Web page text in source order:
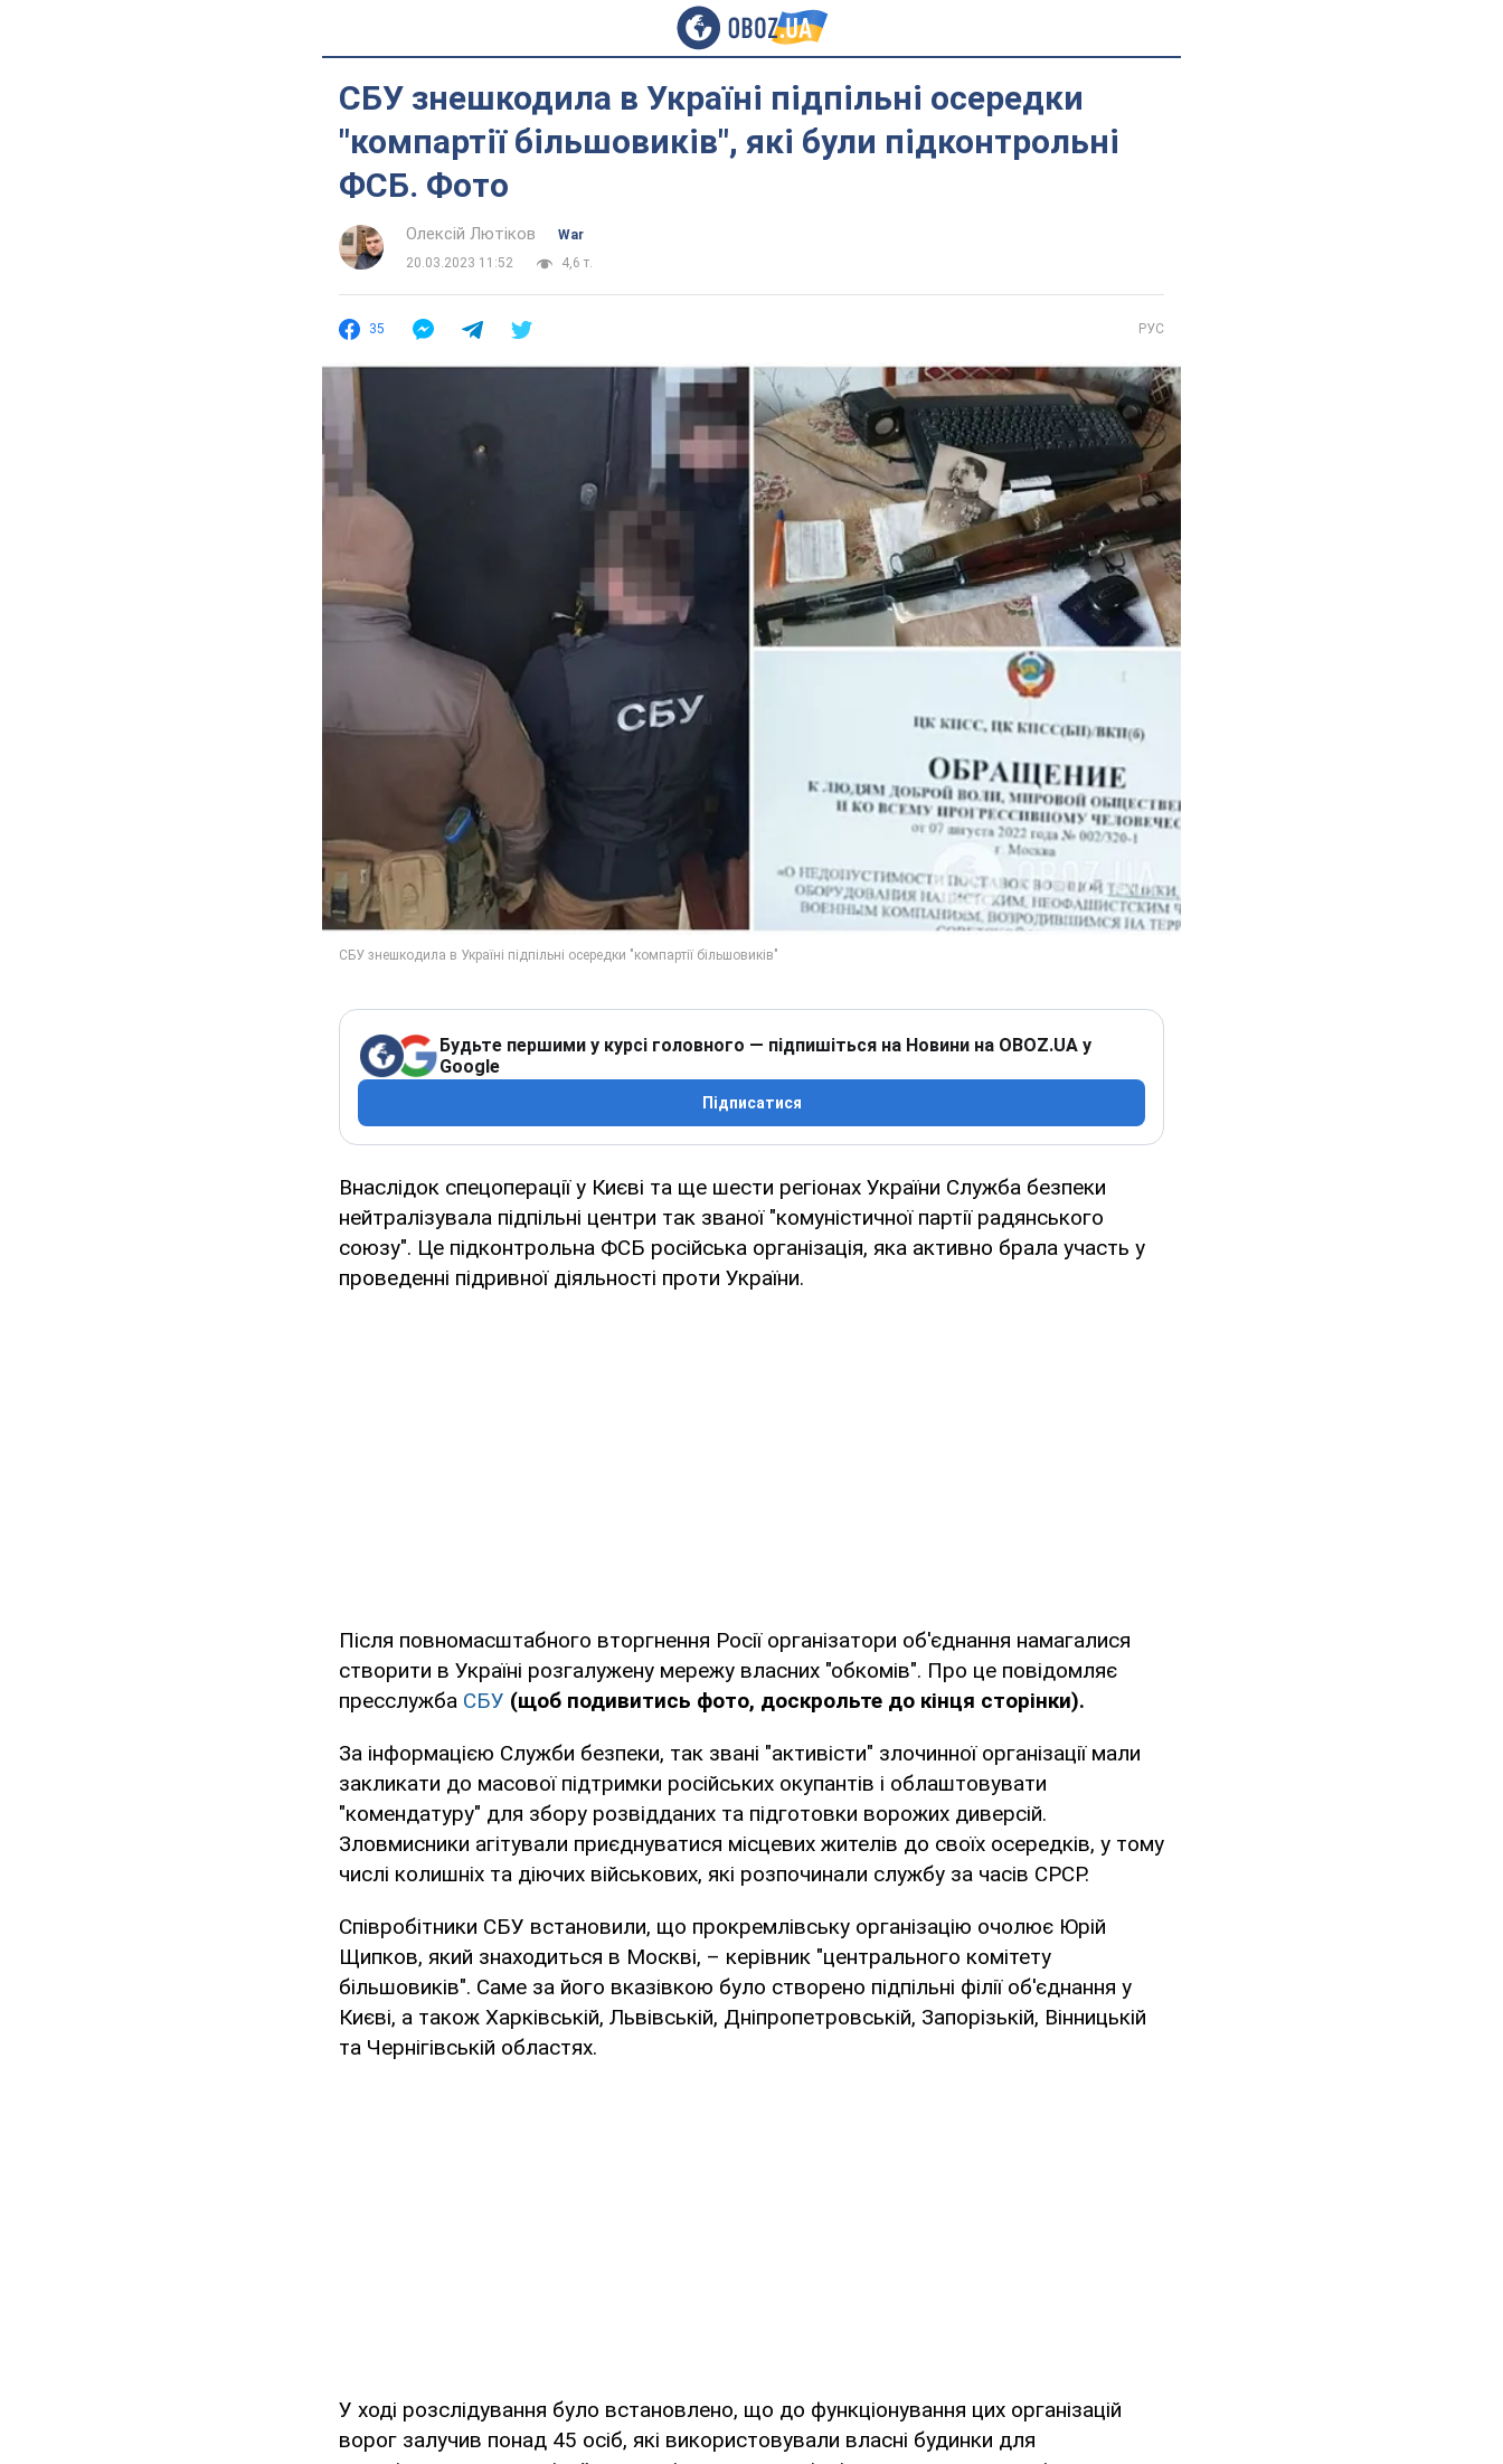
СБУ знешкодила в Україні підпільні осередки
"компартії більшовиків", які були підконтрольні
ФСБ. Фото
Олексій Лютіков
War
20.03.2023 11:52
4,6 т.
35 РУС
Будьте першими у курсі головного — підпишіться на Новини на OBOZ.UA у
Google
Підписатися
Внаслідок спецоперації у Києві та ще шести регіонах України Служба безпеки
нейтралізувала підпільні центри так званої "комуністичної партії радянського
союзу". Це підконтрольна ФСБ російська організація, яка активно брала участь у
проведенні підривної діяльності проти України.
Після повномасштабного вторгнення Росії організатори об'єднання намагалися
створити в Україні розгалужену мережу власних "обкомів". Про це повідомляє
пресслужба СБУ (щоб подивитись фото, доскрольте до кінця сторінки).
За інформацією Служби безпеки, так звані "активісти" злочинної організації мали
закликати до масової підтримки російських окупантів і облаштовувати
"комендатуру" для збору розвідданих та підготовки ворожих диверсій.
Зловмисники агітували приєднуватися місцевих жителів до своїх осередків, у тому
числі колишніх та діючих військових, які розпочинали службу за часів СРСР.
Співробітники СБУ встановили, що прокремлівську організацію очолює Юрій
Щипков, який знаходиться в Москві, – керівник "центрального комітету
більшовиків". Саме за його вказівкою було створено підпільні філії об'єднання у
Києві, а також Харківській, Львівській, Дніпропетровській, Запорізькій, Вінницькій
та Чернігівській областях.
У ході розслідування було встановлено, що до функціонування цих організацій
ворог залучив понад 45 осіб, які використовували власні будинки для